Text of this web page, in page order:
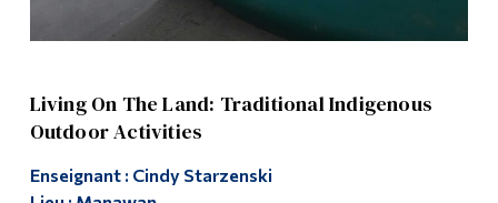
Living On The Land: Traditional Indigenous
Outdoor Activities
Enseignant : Cindy Starzenski